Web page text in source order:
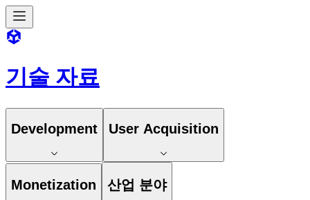
기술 자료
Development User Acquisition
Monetization 산업 분야